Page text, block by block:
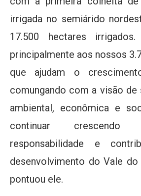
irrigada no semiárido
17.500 hectares irrigados.
principalmente aos nossos
que ajudam o
comungando com a visão de
ambiental, econômica e
continuar
responsabilidade e
desenvolvimento do Vale do
pontuou ele.